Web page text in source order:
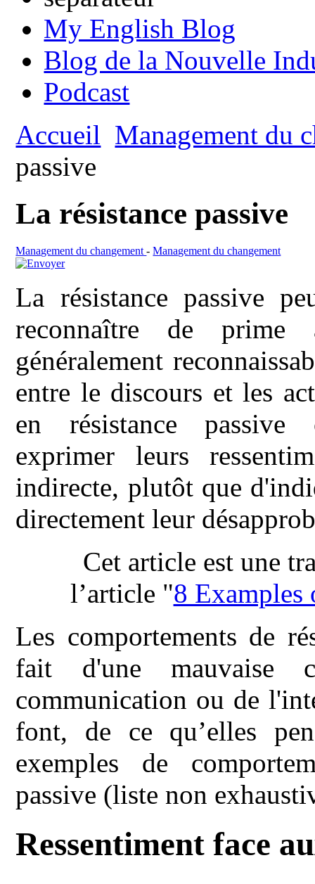
My English Blog
Blog de la Nouvelle
Podcast
Accueil Management du
passive
La résistance passive
Management du changement-Management du changement
La résistance passive
reconnaître de
généralement
entre le discours et les
en résistance
exprimer leurs
indirecte, plutôt que
directement leur
Cet article est une
l’article "8 Examples
Les comportements de
fait d'une mauvaise
communication ou de
font, de ce qu’elles
exemples de
passive (liste non
Ressentiment face